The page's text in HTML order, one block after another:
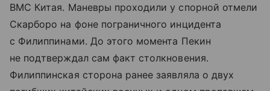
ВМС Китая. Маневры проходили у спорной отмели
Скарборо на фоне пограничного инцидента
с Филиппинами. До этого момента Пекин
не подтверждал сам факт столкновения.
Филиппинская сторона ранее заявляла о двух